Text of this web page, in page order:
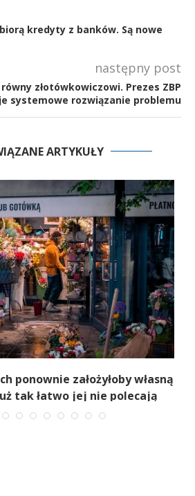
kredyty z banków. Są nowe
następny post
złotówkowiczowi. Prezes ZBP
systemowe rozwiązanie problemu
ARTYKUŁY
ponownie założyłoby własną
tak łatwo jej nie polecają